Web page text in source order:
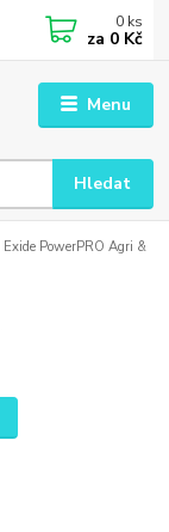
Menu
Hledat
0 ks
za 0 Kč
Exide PowerPRO Agri &